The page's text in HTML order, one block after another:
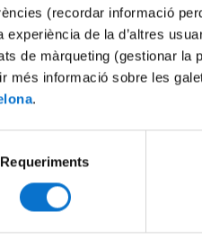
(recordar informació
experiència de la d’altres
de màrqueting (gestionar la
més informació sobre les
.
Requeriments